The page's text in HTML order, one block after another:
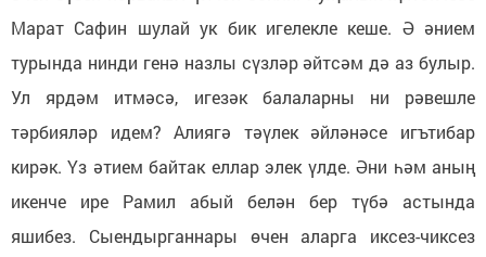
Марат Сафин шулай ук бик игелекле кеше. Ә әнием
турында нинди генә назлы сүзләр әйтсәм дә аз булыр.
Ул ярдәм итмәсә, игезәк балаларны ни рәвешле
тәрбияләр идем? Алиягә тәүлек әйләнәсе игътибар
кирәк. Үз әтием байтак еллар элек үлде. Әни һәм аның
икенче ире Рамил абый белән бер түбә астында
яшибез. Сыендырганнары өчен аларга иксез-чиксез